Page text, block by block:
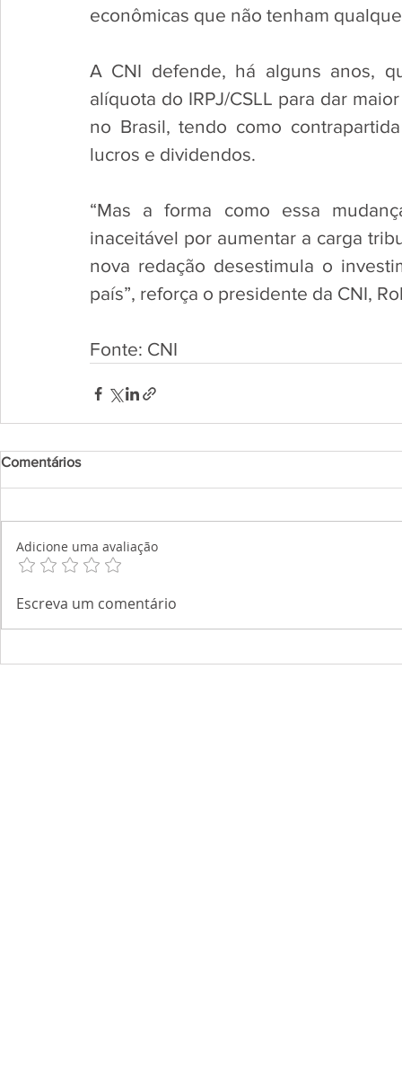
econômicas que não tenham
A CNI defende, há alguns anos,
alíquota do IRPJ/CSLL para dar
no Brasil, tendo como
lucros e dividendos.
“Mas a forma como essa
inaceitável por aumentar a carga
nova redação desestimula o
país”, reforça o presidente da CNI,
Fonte: CNI
Comentários
Adicione uma avaliação
Escreva um comentário